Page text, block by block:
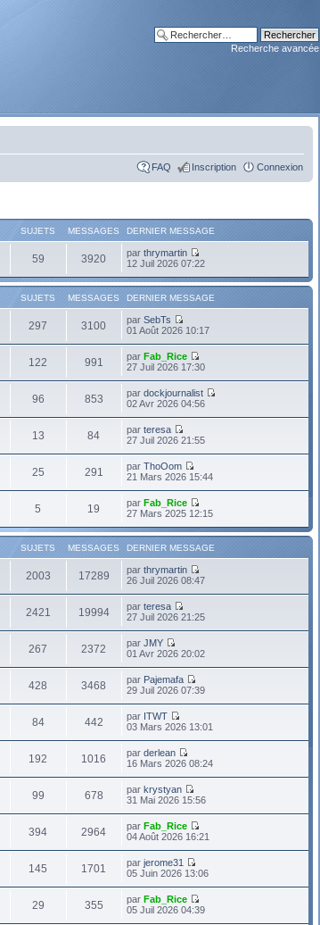
Recherche avancée
FAQ Inscription Connexion
SUJETS MESSAGES DERNIER MESSAGE
59 3920 parthrymartin
12 Juil 2026 07:22
SUJETS MESSAGES DERNIER MESSAGE
297 3100 parSebTs
01 Août 2026 10:17
122 991 parFab_Rice
27 Juil 2026 17:30
96 853 pardockjournalist
02 Avr 2026 04:56
13 84 parteresa
27 Juil 2026 21:55
25 291 parThoOom
21 Mars 2026 15:44
5 19 parFab_Rice
27 Mars 2025 12:15
SUJETS MESSAGES DERNIER MESSAGE
2003 17289 parthrymartin
26 Juil 2026 08:47
2421 19994 parteresa
27 Juil 2026 21:25
267 2372 parJMY
01 Avr 2026 20:02
428 3468 par Pajemafa
29 Juil 2026 07:39
84 442 par ITWT
03 Mars 2026 13:01
192 1016 parderlean
16 Mars 2026 08:24
99 678 parkrystyan
31 Mai 2026 15:56
394 2964 parFab_Rice
04 Août 2026 16:21
145 1701 parjerome31
05 Juin 2026 13:06
29 355 parFab_Rice
05 Juil 2026 04:39